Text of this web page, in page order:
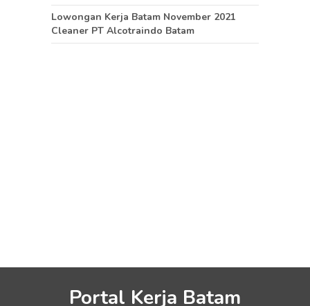
Lowongan Kerja Batam November 2021
Cleaner PT Alcotraindo Batam
Portal Kerja Batam